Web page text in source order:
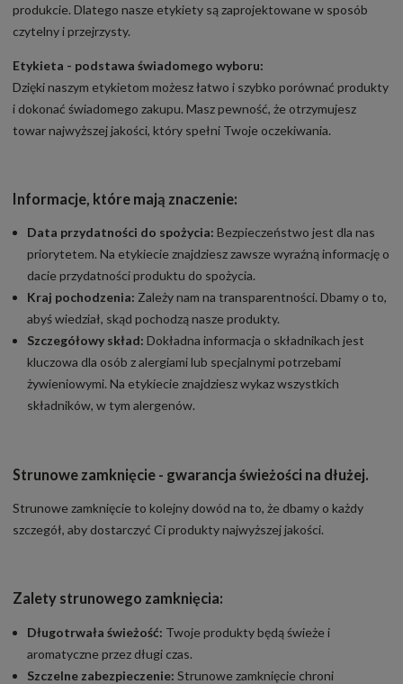
produkcie. Dlatego nasze etykiety są zaprojektowane w sposób
czytelny i przejrzysty.
Etykieta - podstawa świadomego wyboru:
Dzięki naszym etykietom możesz łatwo i szybko porównać produkty
i dokonać świadomego zakupu. Masz pewność, że otrzymujesz
towar najwyższej jakości, który spełni Twoje oczekiwania.
Informacje, które mają znaczenie:
Data przydatności do spożycia: Bezpieczeństwo jest dla nas
priorytetem. Na etykiecie znajdziesz zawsze wyraźną informację o
dacie przydatności produktu do spożycia.
Kraj pochodzenia: Zależy nam na transparentności. Dbamy o to,
abyś wiedział, skąd pochodzą nasze produkty.
Szczegółowy skład: Dokładna informacja o składnikach jest
kluczowa dla osób z alergiami lub specjalnymi potrzebami
żywieniowymi. Na etykiecie znajdziesz wykaz wszystkich
składników, w tym alergenów.
Strunowe zamknięcie - gwarancja świeżości na dłużej.
Strunowe zamknięcie to kolejny dowód na to, że dbamy o każdy
szczegół, aby dostarczyć Ci produkty najwyższej jakości.
Zalety strunowego zamknięcia:
Długotrwała świeżość: Twoje produkty będą świeże i
aromatyczne przez długi czas.
Szczelne zabezpieczenie: Strunowe zamknięcie chroni